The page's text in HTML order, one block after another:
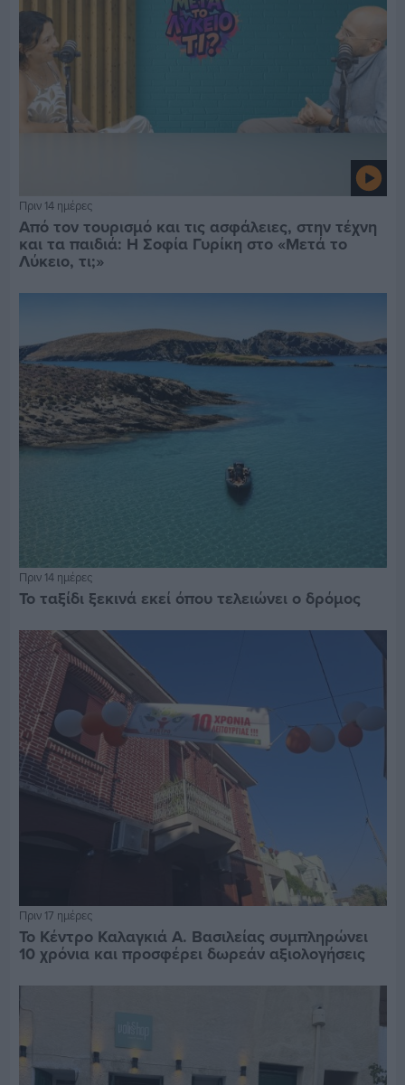
Πριν 14 ημέρες
Από τον τουρισμό και τις ασφάλειες, στην τέχνη
και τα παιδιά: Η Σοφία Γυρίκη στο «Μετά το
Λύκειο, τι;»
Πριν 14 ημέρες
Το ταξίδι ξεκινά εκεί όπου τελειώνει ο δρόμος
Πριν 17 ημέρες
Το Κέντρο Καλαγκιά Α. Βασιλείας συμπληρώνει
10 χρόνια και προσφέρει δωρεάν αξιολογήσεις